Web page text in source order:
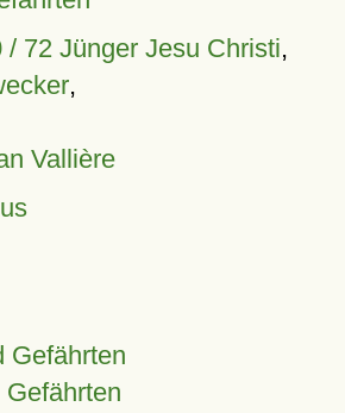
/ 72 Jünger Jesu Christi,
,
Vallière
Gefährten